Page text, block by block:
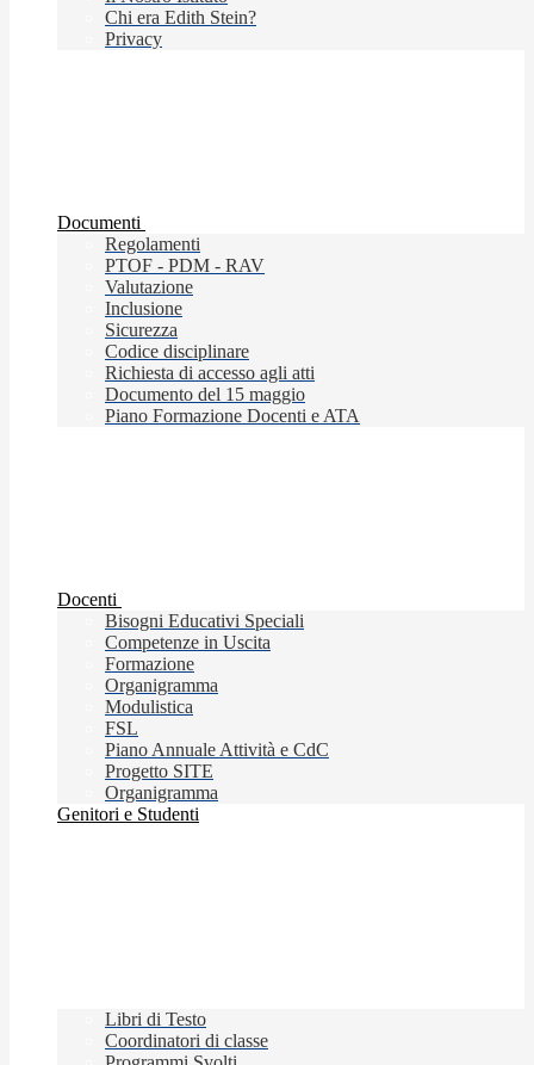
Chi era Edith Stein?
Privacy
Documenti
Regolamenti
PTOF - PDM - RAV
Valutazione
Inclusione
Sicurezza
Codice disciplinare
Richiesta di accesso agli atti
Documento del 15 maggio
Piano Formazione Docenti e ATA
Docenti
Bisogni Educativi Speciali
Competenze in Uscita
Formazione
Organigramma
Modulistica
FSL
Piano Annuale Attività e CdC
Progetto SITE
Organigramma
Genitori e Studenti
Libri di Testo
Coordinatori di classe